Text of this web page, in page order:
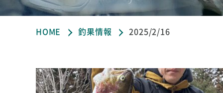
HOME 釣果情報 2025/2/16